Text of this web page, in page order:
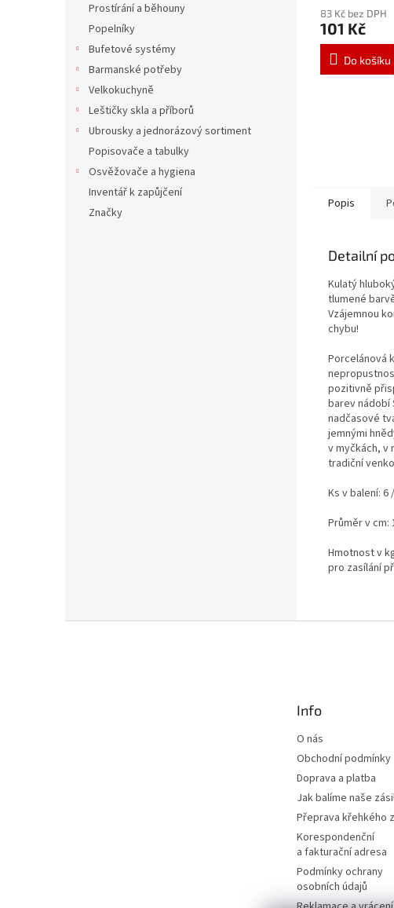
Prostírání a běhouny
Popelníky
Bufetové systémy
Barmanské potřeby
Velkokuchyně
Leštičky skla a příborů
Ubrousky a jednorázový sortiment
Popisovače a tabulky
Osvěžovače a hygiena
Inventář k zapůjčení
Značky
83 Kč bez DPH
101 Kč
Do košíku
Popis
Detailní
Kulatý
tlumené
Vzájemnou
chybu!
Porcelánová
pozitivně
barev nádobí
nadčasové
jemnými
v myčkách, v
tradiční
Ks v balení: 6
Průměr v cm:
Hmotnost v
pro zasílání
Info
O nás
Obchodní podmínky
Doprava a platba
Jak balíme naše
Přeprava křehkého
Korespondenční
a fakturační adresa
Podmínky ochrany
osobních údajů